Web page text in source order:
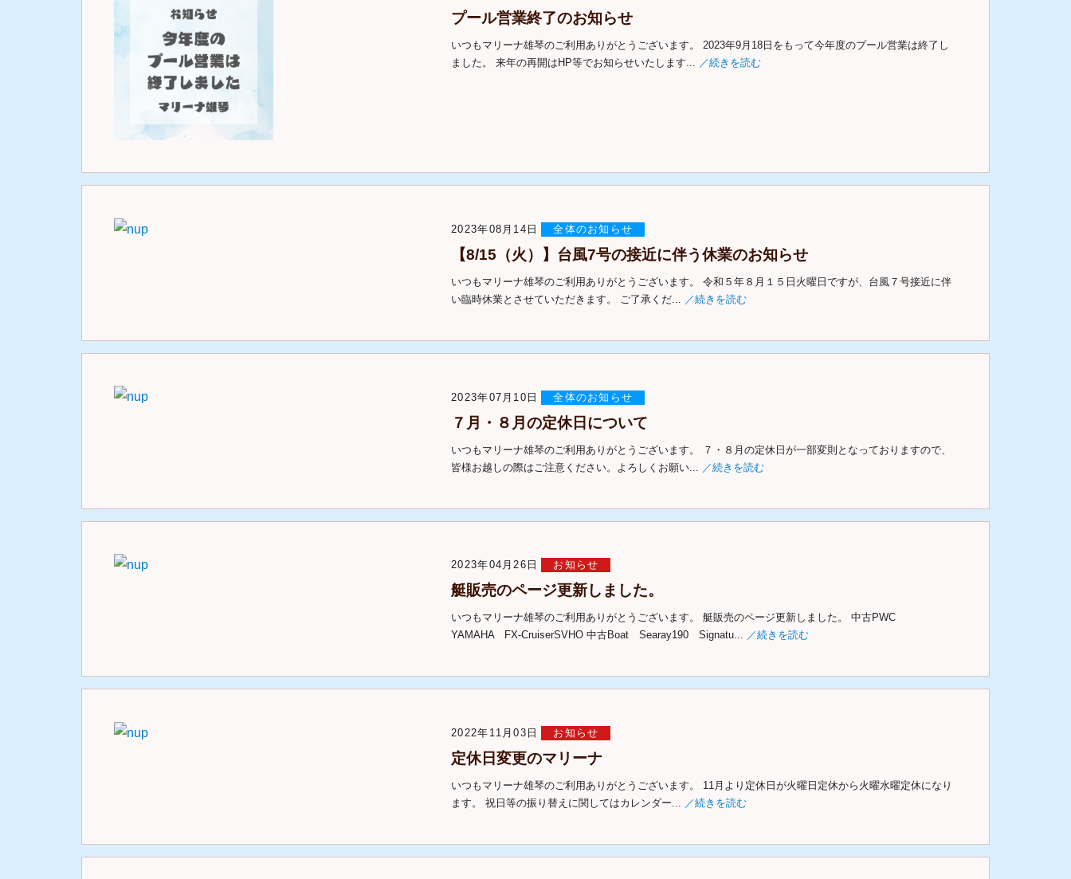
プール営業終了のお知らせ
いつもマリーナ雄琴のご利用ありがとうございます。 2023年9月18日をもって今年度のプール営業は終了し
ました。 来年の再開はHP等でお知らせいたします... ／続きを読む
2023年08月14日 全体のお知らせ
【8/15（火）】台風7号の接近に伴う休業のお知らせ
いつもマリーナ雄琴のご利用ありがとうございます。 令和５年８月１５日火曜日ですが、台風７号接近に伴
い臨時休業とさせていただきます。 ご了承くだ...
／続きを読む
2023年07月10日 全体のお知らせ
７月・８月の定休日について
いつもマリーナ雄琴のご利用ありがとうございます。 ７・８月の定休日が一部変則となっておりますので、
皆様お越しの際はご注意ください。よろしくお願い...
／続きを読む
2023年04月26日 お知らせ
艇販売のページ更新しました。
いつもマリーナ雄琴のご利用ありがとうございます。 艇販売のページ更新しました。 中古PWC
YAMAHA FX-CruiserSVHO 中古Boat Searay190 Signatu... ／続きを読む
2022年11月03日 お知らせ
定休日変更のマリーナ
いつもマリーナ雄琴のご利用ありがとうございます。 11月より定休日が火曜日定休から火曜水曜定休になり
ます。 祝日等の振り替えに関してはカレンダー... ／続きを読む